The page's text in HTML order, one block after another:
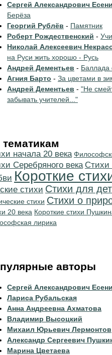
Сергей Александрович
Берёза
Георгий Рублёв - Памятник
Роберт Рождественский -
Николай Алексеевич
на Руси жить хорошо - Русь
Андрей Дементьев - Баллада
Агния Барто - За цветами в
Андрей Дементьев - "Не
забывать учителей..."
начала 20 века
Серебряного века Стихи
Короткие
стихи Стихи для
стихи Стихи о
20 века Короткие стихи
лирика
авторы
Сергей Александрович
Лариса Рубальская
Анна Андреевна Ахматова
Владимир Высоцкий
Михаил Юрьевич Лермонтов
Александр Сергеевич
Марина Цветаева